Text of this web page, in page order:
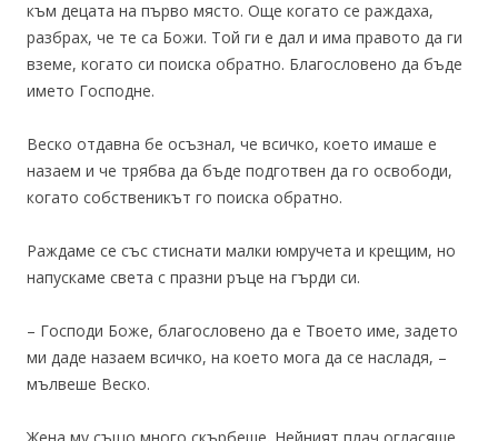
към децата на първо място. Още когато се раждаха,
разбрах, че те са Божи. Той ги е дал и има правото да ги
вземе, когато си поиска обратно. Благословено да бъде
името Господне.
Веско отдавна бе осъзнал, че всичко, което имаше е
назаем и че трябва да бъде подготвен да го освободи,
когато собственикът го поиска обратно.
Раждаме се със стиснати малки юмручета и крещим, но
напускаме света с празни ръце на гърди си.
– Господи Боже, благословено да е Твоето име, задето
ми даде назаем всичко, на което мога да се насладя, –
мълвеше Веско.